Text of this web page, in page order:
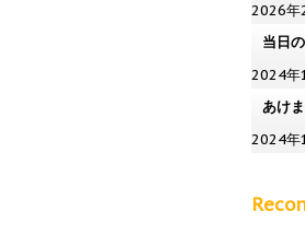
2026年
当日
2024年
あけ
2024年